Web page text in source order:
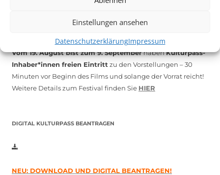
Einstellungen ansehen
DatenschutzerklärungImpressum
Auch dieses Jahr findet wieder das
in Ludwigshafen statt.
Vom 19. August bist zum 9. SeptemberhabenKulturpass-
Inhaber*innen freien Eintritt zu den Vorstellungen – 30
Minuten vor Beginn des Films und solange der Vorrat reicht!
Weitere Details zum Festival finden Sie HIER
DIGITAL KULTURPASS BEANTRAGEN
NEU: DOWNLOAD UND DIGITAL BEANTRAGEN!